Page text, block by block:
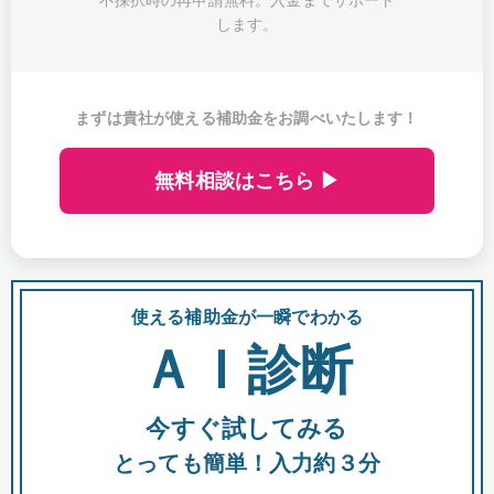
します。
まずは貴社が使える補助金をお調べいたします！
無料相談はこちら ▶
使える補助金が一瞬でわかる
ＡＩ診断
今すぐ試してみる
とっても簡単！入力約３分